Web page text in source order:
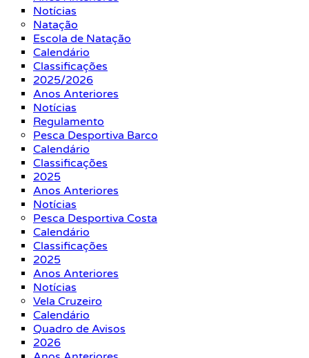
Notícias
Natação
Escola de Natação
Calendário
Classificações
2025/2026
Anos Anteriores
Notícias
Regulamento
Pesca Desportiva Barco
Calendário
Classificações
2025
Anos Anteriores
Notícias
Pesca Desportiva Costa
Calendário
Classificações
2025
Anos Anteriores
Notícias
Vela Cruzeiro
Calendário
Quadro de Avisos
2026